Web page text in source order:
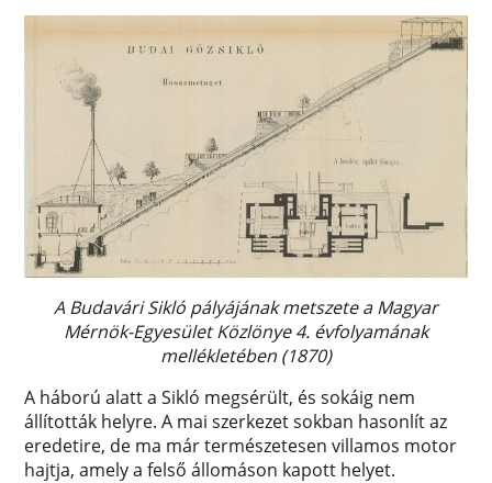
A Budavári Sikló pályájának metszete a Magyar
Mérnök-Egyesület Közlönye 4. évfolyamának
mellékletében (1870)
A háború alatt a Sikló megsérült, és sokáig nem
állították helyre. A mai szerkezet sokban hasonlít az
eredetire, de ma már természetesen villamos motor
hajtja, amely a felső állomáson kapott helyet.